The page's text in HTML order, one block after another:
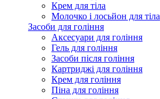
Крем для тіла
Молочко і лосьйон для тіла
Засоби для гоління
Аксесуари для гоління
Гель для гоління
Засоби після гоління
Картриджі для гоління
Крем для гоління
Піна для гоління